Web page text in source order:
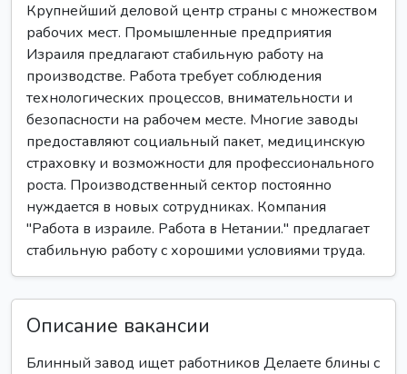
Крупнейший деловой центр страны с множеством
рабочих мест. Промышленные предприятия
Израиля предлагают стабильную работу на
производстве. Работа требует соблюдения
технологических процессов, внимательности и
безопасности на рабочем месте. Многие заводы
предоставляют социальный пакет, медицинскую
страховку и возможности для профессионального
роста. Производственный сектор постоянно
нуждается в новых сотрудниках. Компания
"Работа в израиле. Работа в Нетании." предлагает
стабильную работу с хорошими условиями труда.
Описание вакансии
Блинный завод ищет работников Делаете блины с